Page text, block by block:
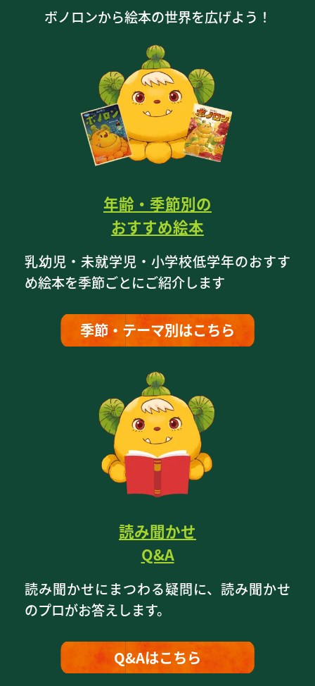
ボノロンから絵本の世界を広げよう！
年齢・季節別の
おすすめ絵本
乳幼児・未就学児・小学校低学年のおすす
め絵本を季節ごとにご紹介します
季節・テーマ別はこちら
読み聞かせ
Q&A
読み聞かせにまつわる疑問に、読み聞かせ
のプロがお答えします。
Q&Aはこちら